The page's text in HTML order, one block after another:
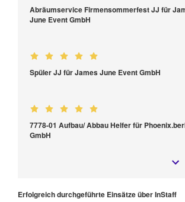
Abräumservice Firmensommerfest JJ für
June Event GmbH
Spüler JJ für James June Event GmbH
7778-01 Aufbau/ Abbau Helfer für
GmbH
Erfolgreich durchgeführte Einsätze über InStaff